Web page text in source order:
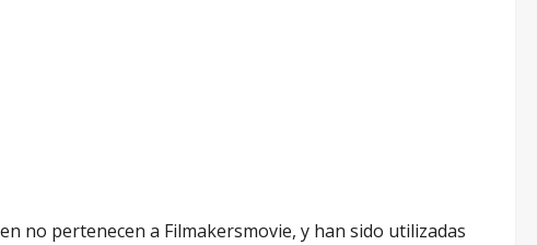
no pertenecen a Filmakersmovie, y han sido utilizadas